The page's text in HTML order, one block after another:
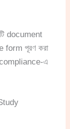
document
form পূরণ করা
এ